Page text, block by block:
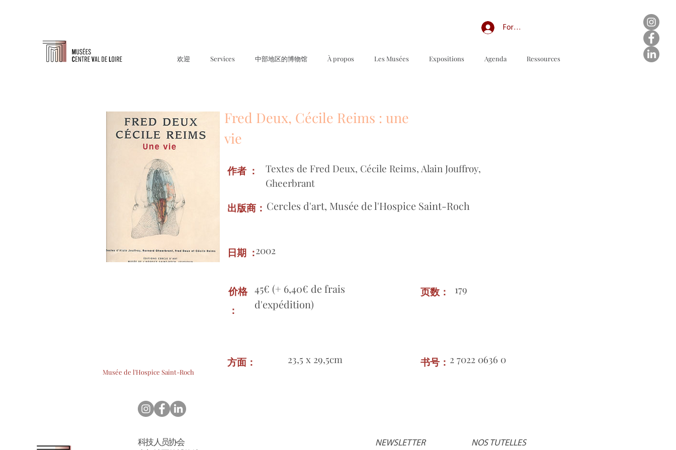
Forum professionnel/My Groups
欢迎 Services 中部地区的博物馆 À propos Les Musées Expositions Agenda Ressources
Fred Deux, Cécile Reims : une
vie
作者 ：
Textes de Fred Deux, Cécile Reims, Alain Jouffroy,
Gheerbrant
Cercles d'art, Musée de l'Hospice Saint-Roch
出版商：
2002
日期 ：
45€ (+ 6,40€ de frais
d'expédition)
价格
：
179
页数：
Musée de l'Hospice Saint-Roch
23,5 x 29,5cm
方面： 2 7022 0636 0
书号：
科技人员协会 NEWSLETTER NOS TUTELLES